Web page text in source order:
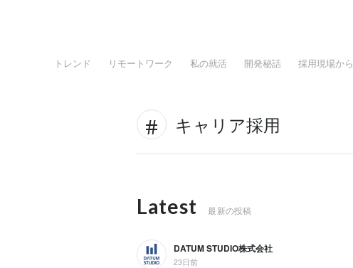
トレンド リモートワーク 私の就活 開発秘話 採用現場から
キャリア採用
Latest 最新の投稿
DATUM STUDIO株式会社
23日前